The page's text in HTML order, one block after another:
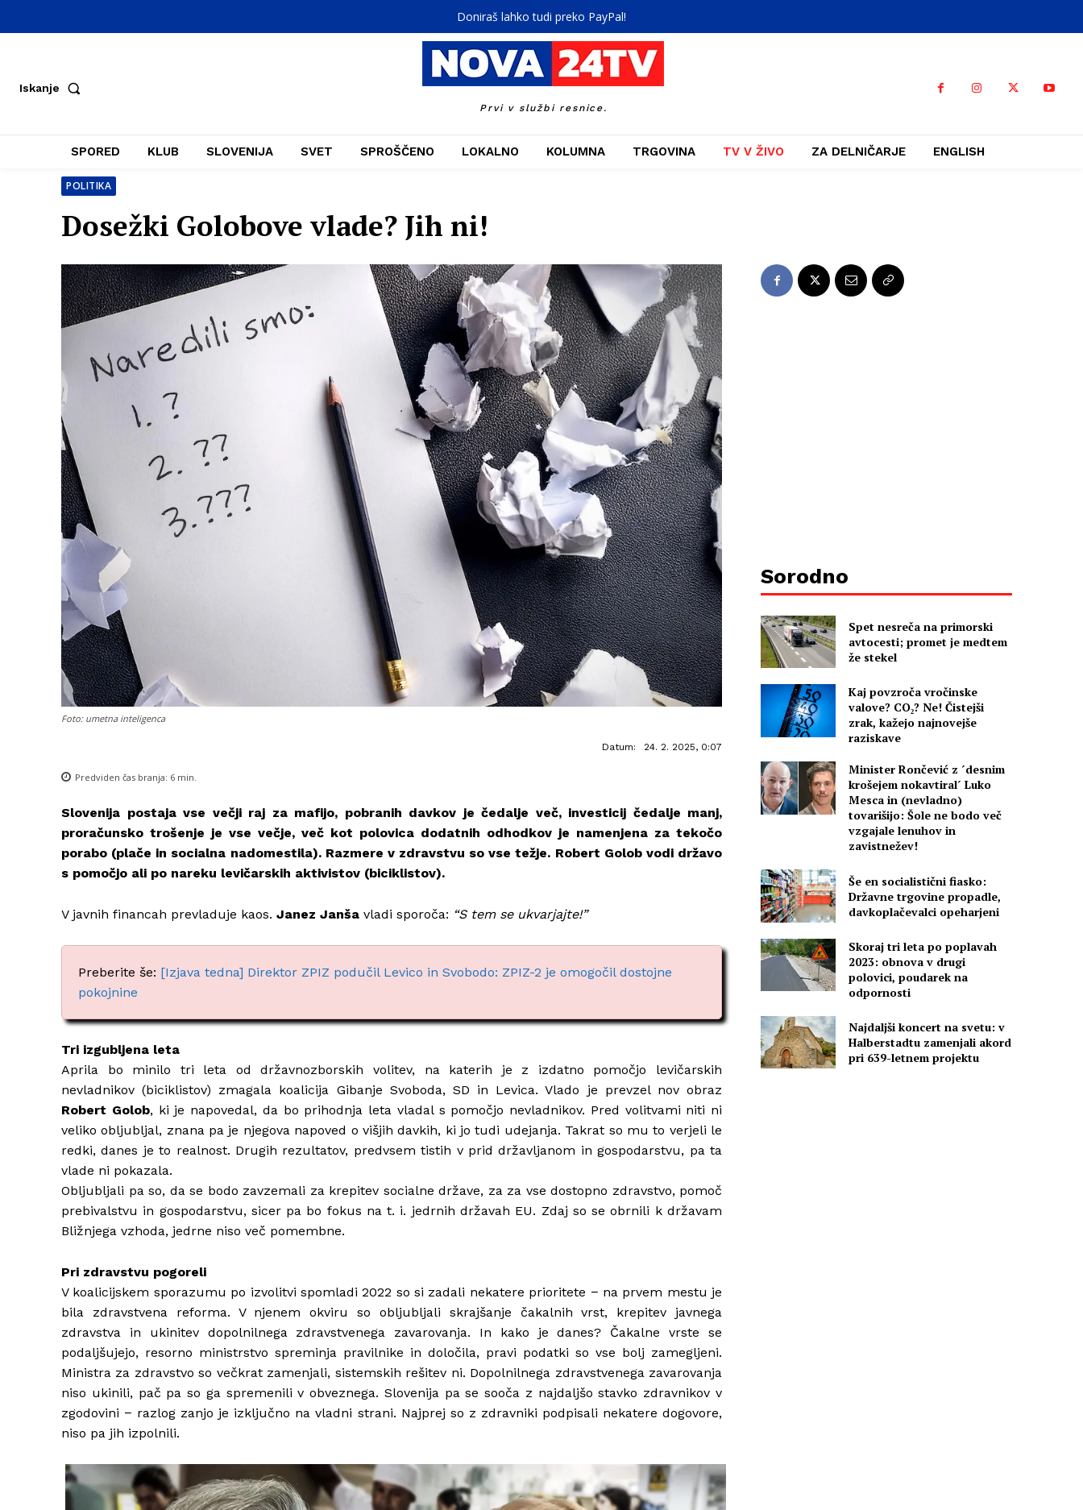
Doniraš lahko tudi preko PayPal!
Iskanje
Prvi v službi resnice.
SPORED KLUB SLOVENIJA SVET SPROŠČENO LOKALNO KOLUMNA TRGOVINA TV V ŽIVO ZA DELNIČARJE ENGLISH
POLITIKA
Dosežki Golobove vlade? Jih ni!
Foto: umetna inteligenca
Datum: 24. 2. 2025, 0:07
Predviden čas branja: 6 min.
Slovenija postaja vse večji raj za mafijo, pobranih davkov je čedalje več, investicij čedalje manj,
proračunsko trošenje je vse večje, več kot polovica dodatnih odhodkov je namenjena za tekočo
porabo (plače in socialna nadomestila). Razmere v zdravstvu so vse težje. Robert Golob vodi državo
s pomočjo ali po nareku levičarskih aktivistov (biciklistov).
V javnih financah prevladuje kaos. Janez Janša vladi sporoča: “S tem se ukvarjajte!”
Preberite še: [Izjava tedna] Direktor ZPIZ podučil Levico in Svobodo: ZPIZ-2 je omogočil dostojne
pokojnine
Tri izgubljena leta
Aprila bo minilo tri leta od državnozborskih volitev, na katerih je z izdatno pomočjo levičarskih
nevladnikov (biciklistov) zmagala koalicija Gibanje Svoboda, SD in Levica. Vlado je prevzel nov obraz
Robert Golob, ki je napovedal, da bo prihodnja leta vladal s pomočjo nevladnikov. Pred volitvami niti ni
veliko obljubljal, znana pa je njegova napoved o višjih davkih, ki jo tudi udejanja. Takrat so mu to verjeli le
redki, danes je to realnost. Drugih rezultatov, predvsem tistih v prid državljanom in gospodarstvu, pa ta
vlade ni pokazala.
Obljubljali pa so, da se bodo zavzemali za krepitev socialne države, za za vse dostopno zdravstvo, pomoč
prebivalstvu in gospodarstvu, sicer pa bo fokus na t. i. jedrnih državah EU. Zdaj so se obrnili k državam
Bližnjega vzhoda, jedrne niso več pomembne.
Pri zdravstvu pogoreli
V koalicijskem sporazumu po izvolitvi spomladi 2022 so si zadali nekatere prioritete − na prvem mestu je
bila zdravstvena reforma. V njenem okviru so obljubljali skrajšanje čakalnih vrst, krepitev javnega
zdravstva in ukinitev dopolnilnega zdravstvenega zavarovanja. In kako je danes? Čakalne vrste se
podaljšujejo, resorno ministrstvo spreminja pravilnike in določila, pravi podatki so vse bolj zamegljeni.
Ministra za zdravstvo so večkrat zamenjali, sistemskih rešitev ni. Dopolnilnega zdravstvenega zavarovanja
niso ukinili, pač pa so ga spremenili v obveznega. Slovenija pa se sooča z najdaljšo stavko zdravnikov v
zgodovini − razlog zanjo je izključno na vladni strani. Najprej so z zdravniki podpisali nekatere dogovore,
niso pa jih izpolnili.
Sorodno
Spet nesreča na primorski
avtocesti; promet je medtem
že stekel
Kaj povzroča vročinske
valove? CO₂? Ne! Čistejši
zrak, kažejo najnovejše
raziskave
Minister Rončević z ´desnim
krošejem nokavtiral´ Luko
Mesca in (nevladno)
tovarišijo: Šole ne bodo več
vzgajale lenuhov in
zavistnežev!
Še en socialistični fiasko:
Državne trgovine propadle,
davkoplačevalci opeharjeni
Skoraj tri leta po poplavah
2023: obnova v drugi
polovici, poudarek na
odpornosti
Najdaljši koncert na svetu: v
Halberstadtu zamenjali akord
pri 639-letnem projektu